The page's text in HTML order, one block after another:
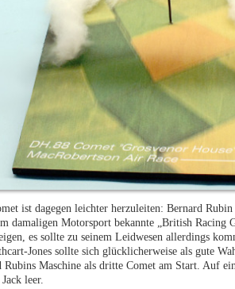
ist dagegen leichter herzuleiten: Bernard
damaligen Motorsport bekannte „British
es sollte zu seinem Leidwesen allerdings
Jones sollte sich glücklicherweise als gute
Rubins Maschine als dritte Comet am Start. Auf
leer.